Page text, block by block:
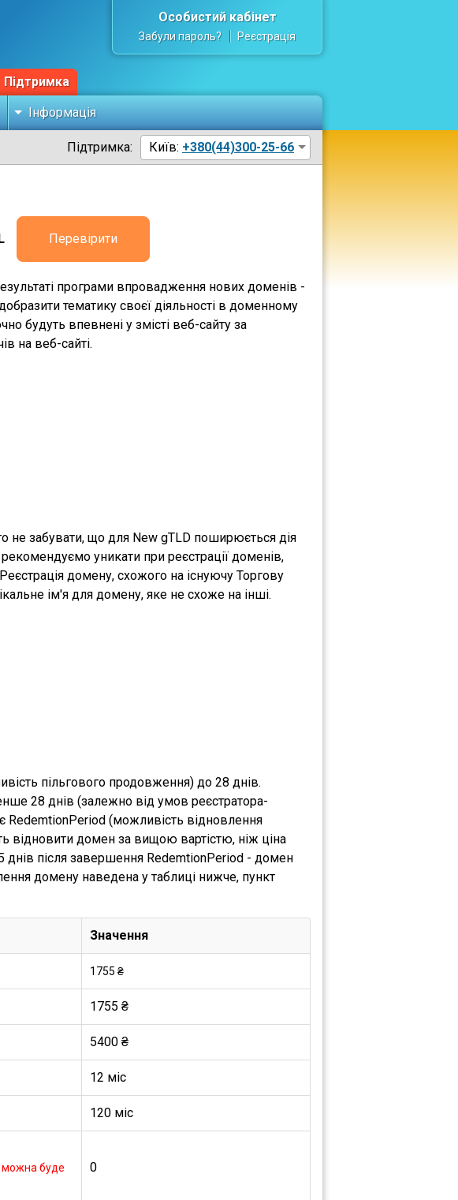
Підтримка
Особистий кабінет
Забули пароль? Реєстрація
Інформація
Підтримка: Київ: +380(44)300-25-66
Перевірити
програми впровадження нових доменів -
тематику своєї діяльності в доменному
будуть впевнені у змісті веб-сайту за
на веб-сайті.
не забувати, що для New gTLD поширюється дія
уникати при реєстрації доменів,
домену, схожого на існуючу Торгову
ім'я для домену, яке не схоже на інші.
пільгового продовження) до 28 днів.
28 днів (залежно від умов реєстратора-
RedemtionPeriod (можливість відновлення
відновити домен за вищою вартістю, ніж ціна
після завершення RedemtionPeriod - домен
домену наведена у таблиці нижче, пункт
Значення
1755 ₴
1755 ₴
5400 ₴
12 міс
120 міс
можна буде
0